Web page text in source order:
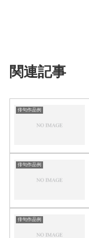
関連記事
俳句作品例
俳句作品例
俳句作品例